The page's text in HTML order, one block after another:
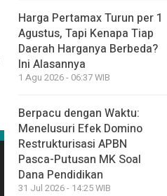
Harga Pertamax Turun per 1
Agustus, Tapi Kenapa Tiap
Daerah Harganya Berbeda?
Ini Alasannya
1 Agu 2026 - 06:37 WIB
Berpacu dengan Waktu:
Menelusuri Efek Domino
Restrukturisasi APBN
Pasca-Putusan MK Soal
Dana Pendidikan
31 Jul 2026 - 14:25 WIB